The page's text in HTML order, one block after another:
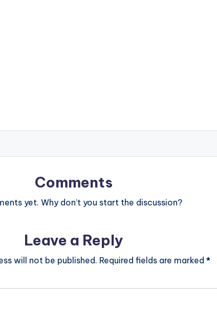
Comments
yet. Why don’t you start the discussion?
Leave a Reply
will not be published. Required fields are marked*